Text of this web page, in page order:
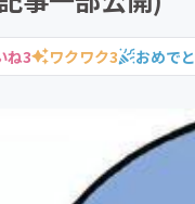
ね3 ワクワク3 おめでと